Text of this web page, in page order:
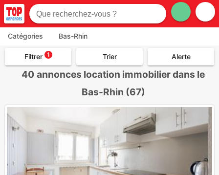
Catégories Bas-Rhin
Filtrer 1 Trier Alerte
40 annonces location immobilier dans le
Bas-Rhin (67)